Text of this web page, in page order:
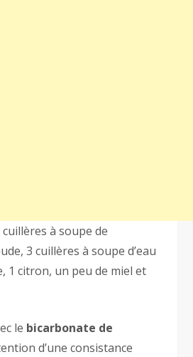
à soupe de
3 cuillères à soupe d’eau
1 citron, un peu de miel et
le bicarbonate de
d’une consistance